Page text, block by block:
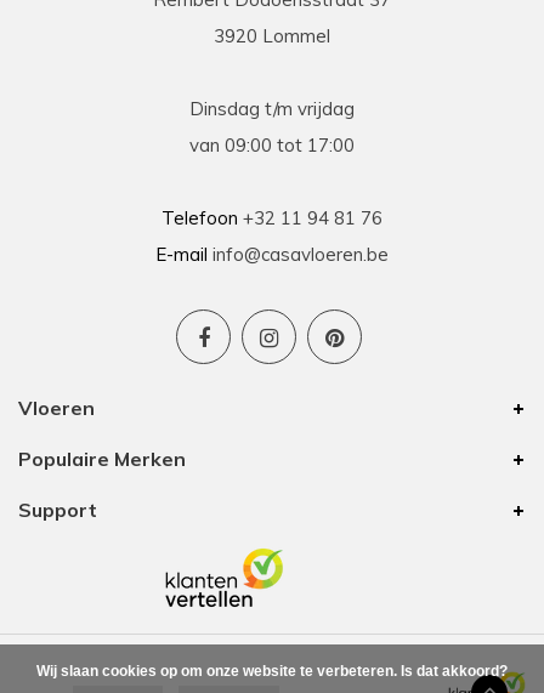
3920 Lommel
Dinsdag t/m vrijdag
van 09:00 tot 17:00
Telefoon +32 11 94 81 76
E-mail info@casavloeren.be
Vloeren
Populaire Merken
Support
Wij slaan cookies op om onze website te verbeteren. Is dat akkoord?